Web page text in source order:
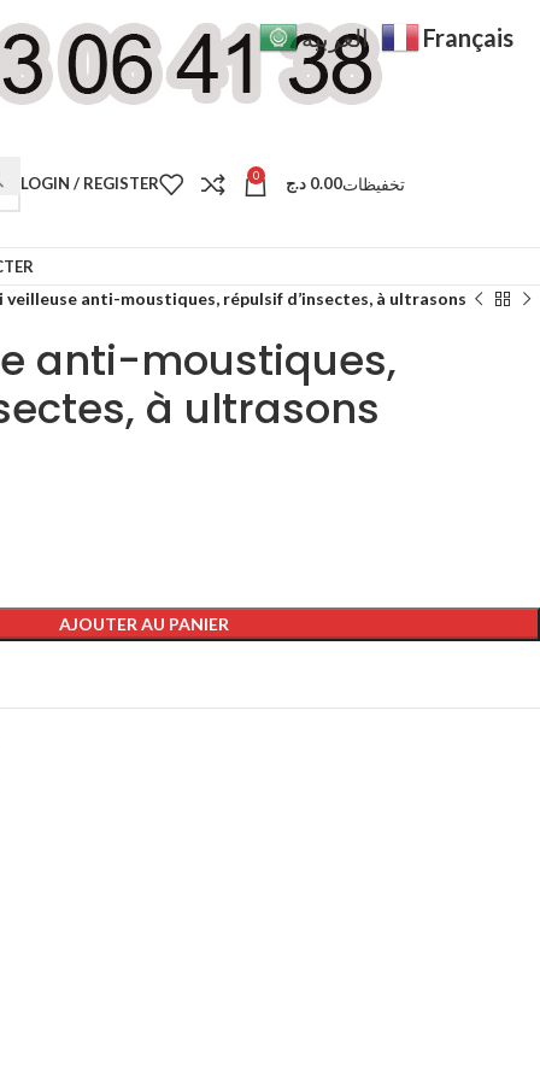
LOGIN / REGISTER 0 0.00 د.ج تخفيظات
veilleuse anti-moustiques, répulsif d’insectes, à ultrasons
anti-moustiques,
à ultrasons
AJOUTER AU PANIER
العربية Français